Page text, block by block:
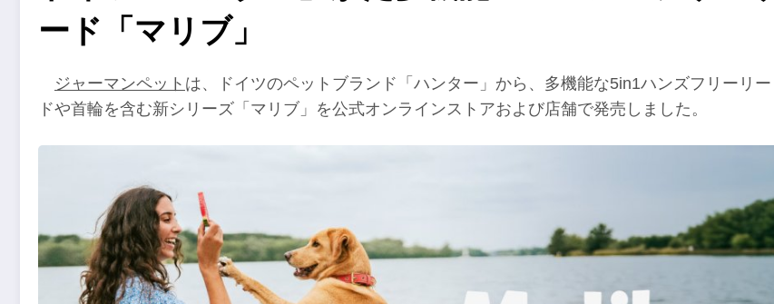
ード「マリブ」
ジャーマンペット は、ドイツのペットブランド「ハンター」から、多機能な5in1ハンズフリーリー
ドや首輪を含む新シリーズ「マリブ」を公式オンラインストアおよび店舗で発売しました。